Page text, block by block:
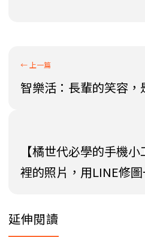
智樂活：長輩的笑容，
【橘世代必學的手機
裡的照片，用LINE修
延伸閱讀